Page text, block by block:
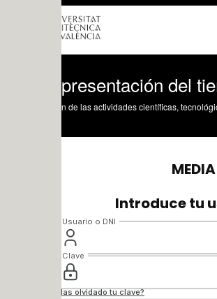
del tiempo
de las actividades científicas, tecnológicas y artísticas